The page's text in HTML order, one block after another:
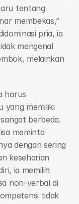
tentang
membekas,”
pria, ia
mengenal
melainkan
harus
yang memiliki
berbeda.
meminta
dengan sering
keseharian
ia memilih
non-verbal di
tidak